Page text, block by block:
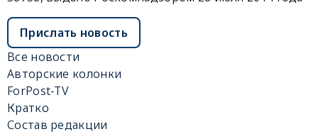
Прислать новость
Все новости
Авторские колонки
ForPost-TV
Кратко
Состав редакции